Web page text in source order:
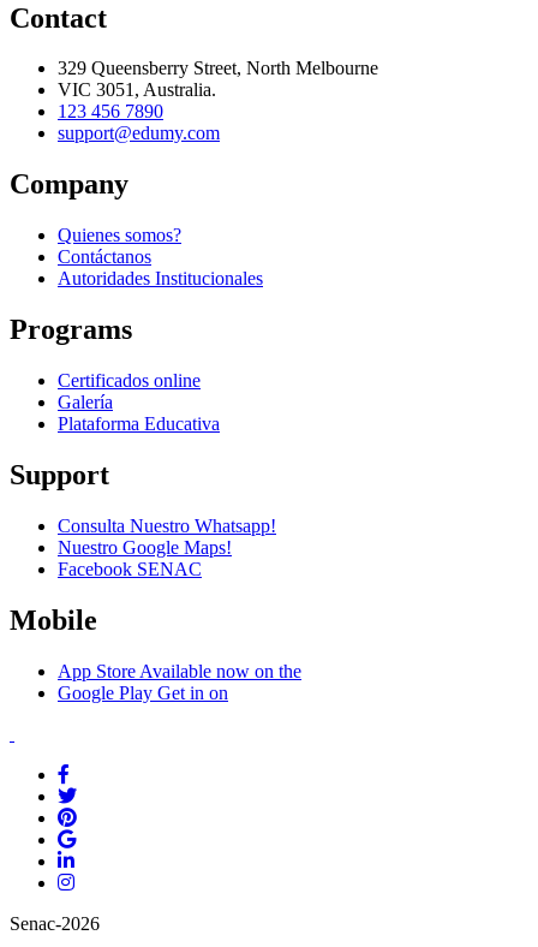
Contact
329 Queensberry Street, North Melbourne
VIC 3051, Australia.
123 456 7890
support@edumy.com
Company
Quienes somos?
Contáctanos
Autoridades Institucionales
Programs
Certificados online
Galería
Plataforma Educativa
Support
Consulta Nuestro Whatsapp!
Nuestro Google Maps!
Facebook SENAC
Mobile
App Store Available now on the
Google Play Get in on
Senac-2026